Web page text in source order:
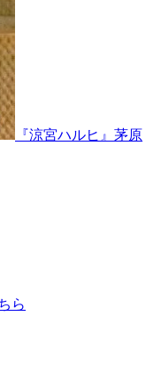
『涼宮ハルヒ』茅原